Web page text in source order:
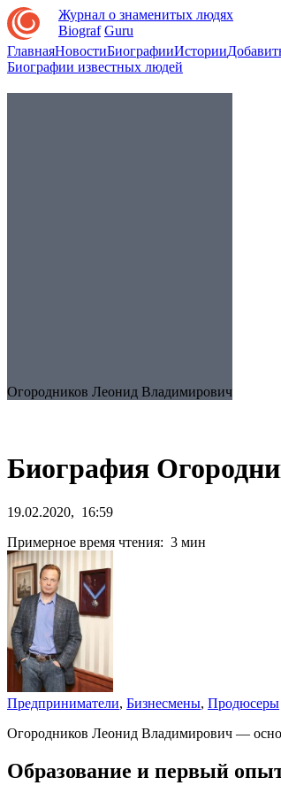
Журнал о знаменитых людях
Biograf Guru
ГлавнаяНовостиБиографииИстории
Биографии известных людей
Огородников Леонид Владимирович
Биография
19.02.2020, 16:59
Примерное время чтения: 3 мин
Предприниматели, Бизнесмены, Продюсеры
Огородников Леонид Владимирович —
Образование и первый